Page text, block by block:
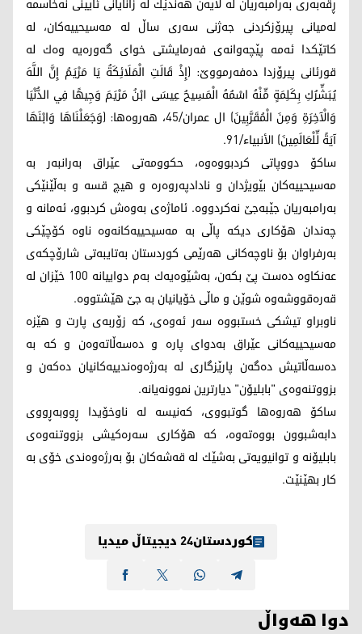
له‌میانی پیرۆزكردنی جه‌ژنی سه‌ری ساڵ له‌ مه‌سیحییه‌كان، له‌
كاتێكدا ئه‌مه‌ پێچه‌وانه‌ی فه‌رمایشتی خوای گه‌وره‌یه‌ وه‌ك له‌
قورئانی پیرۆزدا ده‌فه‌رمووێ: (إِذْ قَالَتِ الْمَلَائِكَةُ يَا مَرْيَمُ إِنَّ اللَّهَ
يُبَشِّرُكِ بِكَلِمَةٍ مِّنْهُ اسْمُهُ الْمَسِيحُ عِيسَى ابْنُ مَرْيَمَ وَجِيهًا فِي الدُّنْيَا
وَالْآخِرَةِ وَمِنَ الْمُقَرَّبِينَ) ال عمران/45، هه‌روه‌ها: (وَجَعَلْنَاهَا وَابْنَهَا
آيَةً لِّلْعَالَمِينَ) الأنبیاء/91.
ساكۆ دووپاتی كردبووه‌وه‌‌، حكوومه‌تی عێراق به‌رانبه‌ر به‌
مه‌سیحییه‌كان بێویژدان و نادادپه‌روه‌ره‌ و هیچ قسه‌ و به‌ڵێنێكی
به‌رامبه‌ریان جێبه‌جێ نه‌كردووه‌. ئاماژه‌ی به‌وه‌ش كردبوو‌، ئه‌مانه‌ و
چه‌ندان هۆكاری دیكه‌ پاڵی به‌ مه‌سیحییه‌كانه‌وه‌ ناوه‌ كۆچێكی
به‌رفراوان بۆ ناوچه‌كانی هه‌رێمی كوردستان به‌تایبه‌تی شارۆچكه‌ی
عه‌نكاوه‌ ده‌ست پێ بكه‌ن، به‌شێوه‌یه‌ك به‌م دواییانه‌ 100 خێزان له‌
قه‌ره‌قووشه‌وه‌ شوێن و ماڵی خۆیانیان به‌ جێ هێشتووه‌.
ناوبراو تیشكی خستبووه‌ سه‌ر ئه‌وه‌ی، كه‌ زۆربه‌ی پارت و هێزه‌
مه‌سیحییه‌كانی عێراق به‌دوای پاره‌ و ده‌سه‌ڵاته‌وه‌ن و كه‌ به‌
ده‌سه‌ڵاتیش ده‌گه‌ن پارێزگاری له‌ به‌رژه‌وه‌ندییه‌كانیان ده‌كه‌ن و‌
بزووتنه‌وه‌ی "بابلیۆن" دیارترین نموونه‌یانه‌.
ساكۆ هه‌روه‌ها گوتبووی، كه‌نیسه‌ له‌ ناوخۆیدا ڕووبه‌ڕووی
دابه‌شبوون بووه‌ته‌وه‌، كه‌ هۆكاری سه‌ره‌كیشی بزووتنه‌وه‌ی
بابلیۆنه‌ و توانیویه‌تی به‌شێك له‌ قه‌شه‌كان بۆ به‌رژه‌وه‌ندی خۆی به
‌كار بهێنێت.
کوردستان24 دیجیتاڵ میدیا
دوا هەواڵ